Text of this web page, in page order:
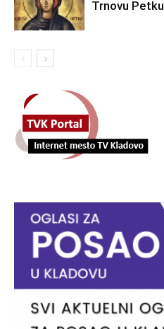
Trnovu Petku